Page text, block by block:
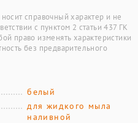
справочный характер и не
с пунктом 2 статьи 437 ГК
право изменять характеристики
без предварительного
белый
для жидкого мыла
наливной